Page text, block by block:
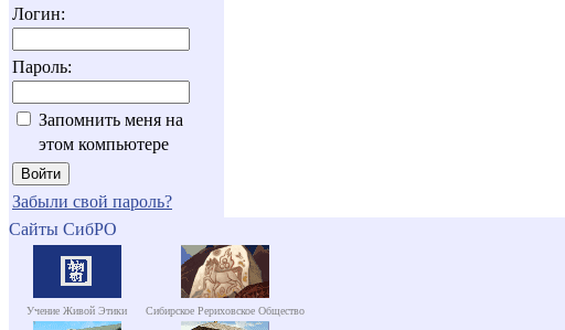
Логин:
Пароль:
Запомнить меня на
этом компьютере
Забыли свой пароль?
Сайты СибРО
Учение Живой Этики Сибирское Рериховское Общество